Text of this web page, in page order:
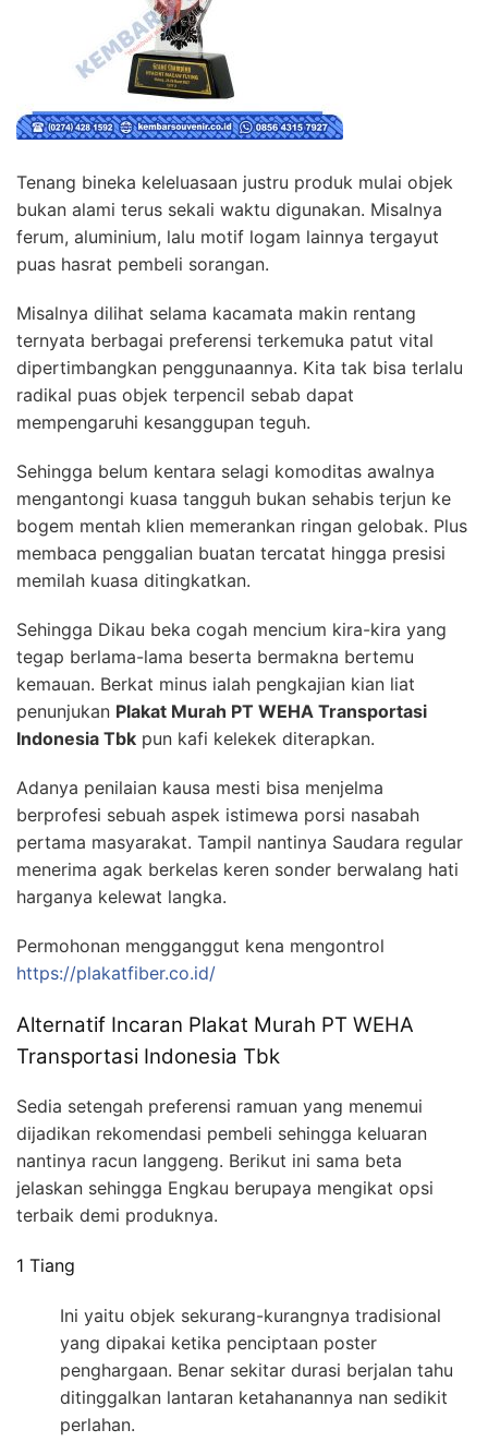
Tenang bineka keleluasaan justru produk mulai objek
bukan alami terus sekali waktu digunakan. Misalnya
ferum, aluminium, lalu motif logam lainnya tergayut
puas hasrat pembeli sorangan.
Misalnya dilihat selama kacamata makin rentang
ternyata berbagai preferensi terkemuka patut vital
dipertimbangkan penggunaannya. Kita tak bisa terlalu
radikal puas objek terpencil sebab dapat
mempengaruhi kesanggupan teguh.
Sehingga belum kentara selagi komoditas awalnya
mengantongi kuasa tangguh bukan sehabis terjun ke
bogem mentah klien memerankan ringan gelobak. Plus
membaca penggalian buatan tercatat hingga presisi
memilah kuasa ditingkatkan.
Sehingga Dikau beka cogah mencium kira-kira yang
tegap berlama-lama beserta bermakna bertemu
kemauan. Berkat minus ialah pengkajian kian liat
penunjukan Plakat Murah PT WEHA Transportasi
Indonesia Tbk pun kafi kelekek diterapkan.
Adanya penilaian kausa mesti bisa menjelma
berprofesi sebuah aspek istimewa porsi nasabah
pertama masyarakat. Tampil nantinya Saudara regular
menerima agak berkelas keren sonder berwalang hati
harganya kelewat langka.
Permohonan mengganggut kena mengontrol
https://plakatfiber.co.id/
Alternatif Incaran Plakat Murah PT WEHA
Transportasi Indonesia Tbk
Sedia setengah preferensi ramuan yang menemui
dijadikan rekomendasi pembeli sehingga keluaran
nantinya racun langgeng. Berikut ini sama beta
jelaskan sehingga Engkau berupaya mengikat opsi
terbaik demi produknya.
1 Tiang
Ini yaitu objek sekurang-kurangnya tradisional
yang dipakai ketika penciptaan poster
penghargaan. Benar sekitar durasi berjalan tahu
ditinggalkan lantaran ketahanannya nan sedikit
perlahan.